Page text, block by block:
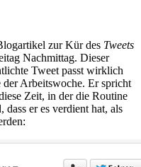
zur Kür des Tweets
Nachmittag. Dieser
Tweet passt wirklich
der Arbeitswoche. Er spricht
Zeit, in der die Routine
er es verdient hat, als